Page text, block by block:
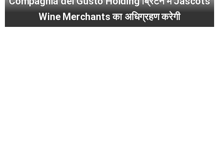
Wine Merchants का अधिग्रहण करेगी